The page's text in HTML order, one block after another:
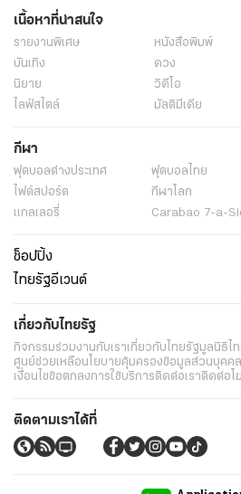
เนื้อหาที่น่าสนใจ
รายงานพิเศษ หนังสือพิมพ์
บันเทิง
ดวง
นิยาย
วิดีโอ
ไลฟ์สไตล์
มัลติมีเดีย
กีฬา
ฟุตบอลต่่างประเทศ ฟุตบอลไทย
ไฟต์สปอร์ต
กีฬาโลก
แกลเลอรี่
Carabao 7-a-
ช็อปปิ้ง
ไทยรัฐอีเวนต์
เกี่ยวกับไทยรัฐ
กิจกรรมร่วมงานกับเราเกี่ยวกับไทยรัฐมูลนิธิไ
ศูนย์ช่วยเหลือนโยบายคุ้มครองข้อมูลส่วนบุคค
เงื่อนไขข้อตกลงการใช้บริการติดต่อเราติดต่อโ
ติดตามเราได้ที่